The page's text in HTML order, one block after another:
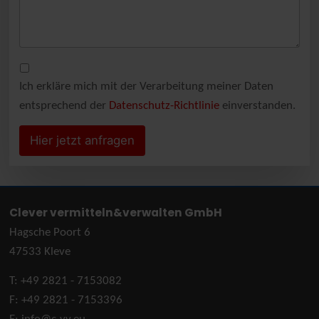
Ich erkläre mich mit der Verarbeitung meiner Daten
entsprechend der Datenschutz-Richtlinie einverstanden.
Hier jetzt anfragen
Clever vermitteln&verwalten GmbH
Hagsche Poort 6
47533 Kleve
T: +49 2821 - 7153082
F: +49 2821 - 7153396